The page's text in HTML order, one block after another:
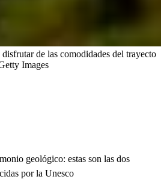
de las comodidades del trayecto
Images
geológico: estas son las dos
por la Unesco